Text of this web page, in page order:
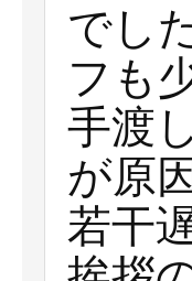
でし
フも
手渡
が原
若干